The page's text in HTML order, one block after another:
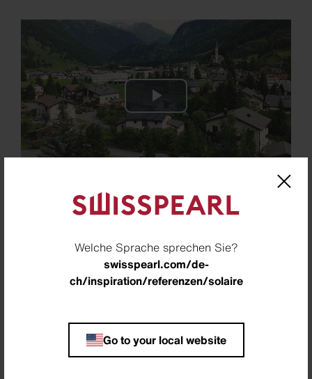
Welche Sprache sprechen Sie?
swisspearl.com/de-
ch/inspiration/referenzen/solaire
Go to your local website
Play
Video
Walter Salzmann GmbH, Zernez, Schweiz
Meraner & Hauser OHG/SNC, Bozen, Italien